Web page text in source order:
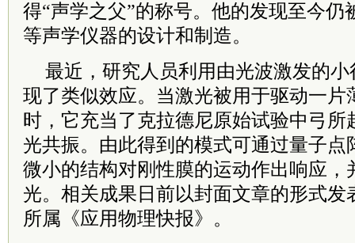
得“声学之父”的称号。他的发现至今仍
等声学仪器的设计和制造。
最近，研究人员利用由光波激发的
现了类似效应。当激光被用于驱动一片
时，它充当了克拉德尼原始试验中弓所
光共振。由此得到的模式可通过量子点
微小的结构对刚性膜的运动作出响应，
光。相关成果日前以封面文章的形式发
所属《应用物理快报》。